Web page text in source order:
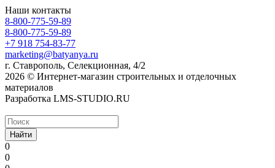
Наши контакты
8-800-775-59-89
8-800-775-59-89
+7 918 754-83-77
marketing@batyanya.ru
г. Ставрополь, Селекционная, 4/2
2026 © Интернет-магазин строительных и отделочных
материалов
Разработка LMS-STUDIO.RU
Найти
0
0